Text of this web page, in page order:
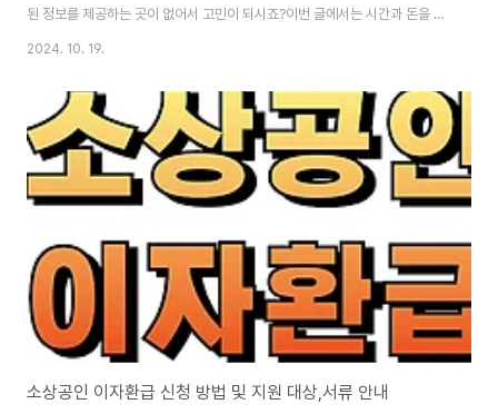
된 정보를 제공하는 곳이 없어서 고민이 되시죠?이번 글에서는 시간과 돈을 절
약할 수 있고, 정부에서 운영하는 중고차 시세 조회 비교 사이트를 소개해 드리
세 조회하기 👆 자동차 365 사이트 중고차 시세와 이력 조회를 한 번에 할 수
있는 사이트로는 국토부와 한국교통안전공단에서 운영하는 자동차 365가 있
습니다. 이 사이트는 KB 차차차, 현대캐피탈, K CAR와 연동되어 있어 다양한
정보와 가격을 확인할 수 있고, 자동차 운행, 폐차, 중고차 매매까지 자동차의
모든 정보를 ..
2024. 10. 19.
소상공인 이자환급 신청 방법 및 지원 대상,서류 안내